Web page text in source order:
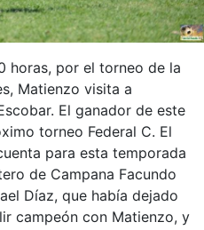
horas, por el torneo de la
Matienzo visita a
El ganador de este
torneo Federal C. El
para esta temporada
de Campana Facundo
Díaz, que había dejado
campeón con Matienzo, y